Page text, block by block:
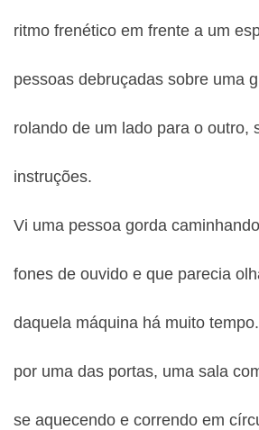
ritmo frenético em frente a um
pessoas debruçadas sobre uma
rolando de um lado para o outro,
instruções.
Vi uma pessoa gorda
fones de ouvido e que parecia
daquela máquina há muito
por uma das portas, uma sala
se aquecendo e correndo em